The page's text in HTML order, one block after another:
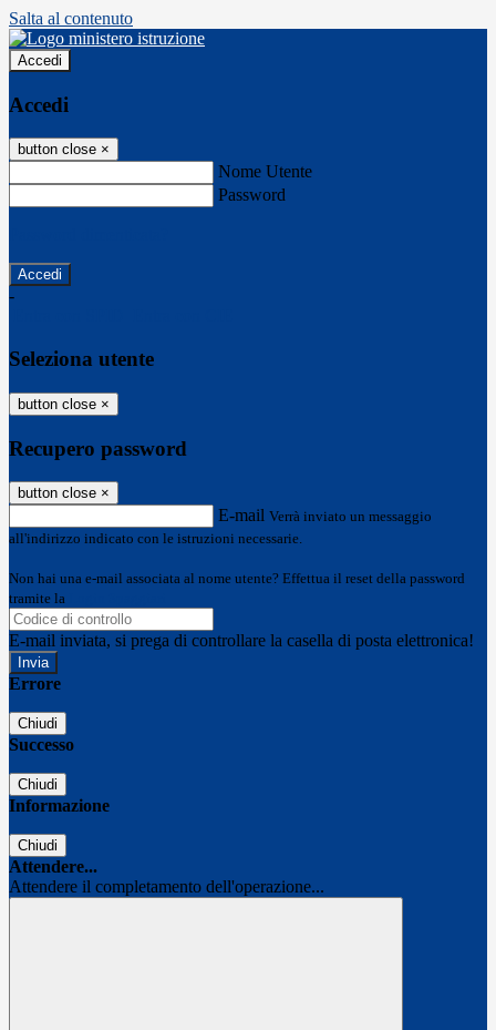
Salta al contenuto
Accedi
Accedi
button close ×
Nome Utente
Password
-
Seleziona utente
button close ×
Recupero password
button close ×
E-mail Verrà inviato un messaggio
all'indirizzo indicato con le istruzioni necessarie.
Non hai una e-mail associata al nome utente? Effettua il reset della password
tramite la
E-mail inviata, si prega di controllare la casella di posta elettronica!
Errore
Chiudi
Successo
Chiudi
Informazione
Chiudi
Attendere...
Attendere il completamento dell'operazione...